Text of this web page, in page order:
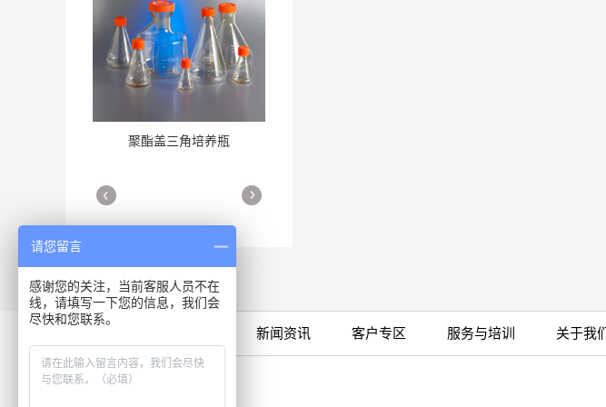
聚酯盖三角培养瓶
More
新闻资讯 客户专区 服务与培训 关于我们
咨询专线
请您留言
感谢您的关注，当前客服人员不在
线，请填写一下您的信息，我们会
尽快和您联系。